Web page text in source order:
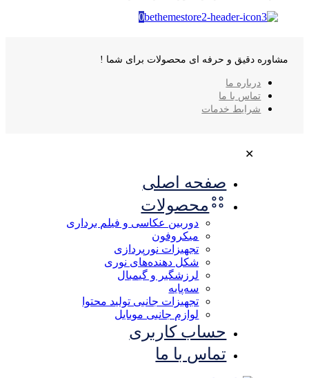
0
مشاوره دقیق و حرفه ای محصولات برای شما !
درباره ما
تماس با ما
شرایط خدمات
✕
صفحه اصلی
محصولات
دوربین عکاسی و فیلم برداری
میکروفون
تجهیزات نورپردازی
شکل‌ دهنده‌های نوری
لرزشگیر و گیمبال
سه‌پایه
تجهیزات جانبی تولید محتوا
لوازم جانبی موبایل
حساب کاربری
تماس با ما